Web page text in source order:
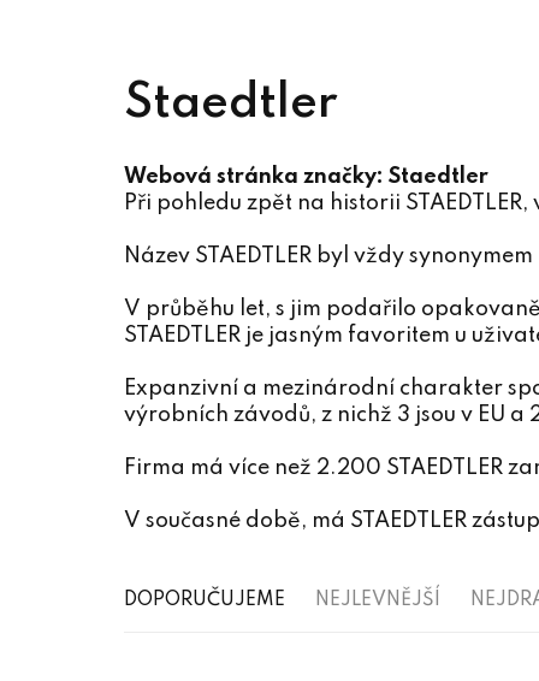
Staedtler
Webová stránka značky: Staedtler
Při pohledu zpět na historii
Název STAEDTLER byl vždy
V průběhu let, s jim podařilo
STAEDTLER je jasným favoritem u
Expanzivní a mezinárodní charakter
výrobních závodů, z nichž 3 jsou v EU
Firma má více než 2.200 STAEDTLER
V současné době, má STAEDTLER
Ř
DOPORUČUJEME NEJLEVNĚJŠÍ